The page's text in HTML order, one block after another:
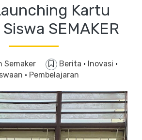
Kartu
SEMAKER
Semaker Berita · Inovasi ·
· Pembelajaran